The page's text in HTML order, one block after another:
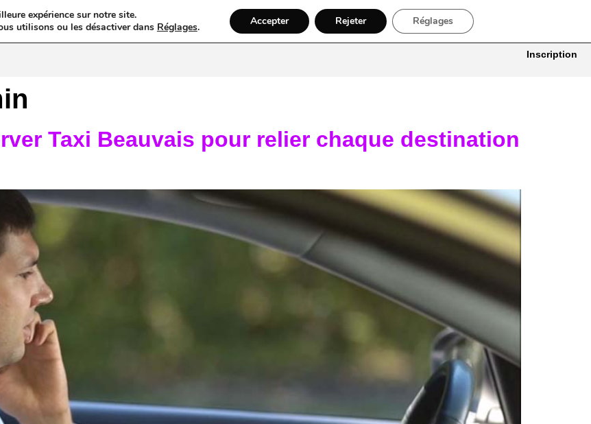
Blogs Web Taxi VTC Ambulance Locations De Voitures Bâtiment, Artisans & Électriciens
Inscription
Taxi Beauvais pour relier chaque destination
expérience sur notre site.
utilisons ou les désactiver dans Réglages. Accepter Rejeter Réglages